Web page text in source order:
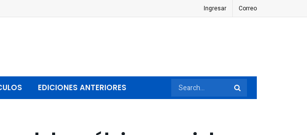
Ingresar Correo
EDICIONES ANTERIORES